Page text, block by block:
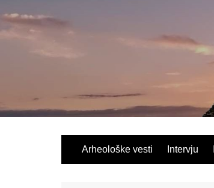
Arheološke vesti Intervju